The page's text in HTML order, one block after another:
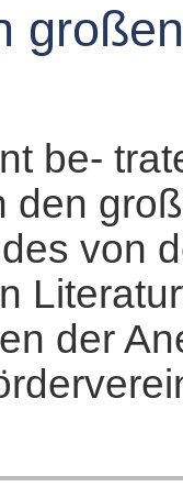
be-
den
von
der